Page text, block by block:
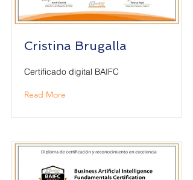
Cristina Brugalla
Certificado digital BAIFC
Read More